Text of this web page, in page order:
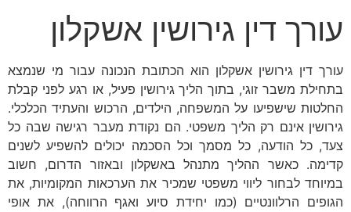
עורך דין גירושין אשקלון
עורך דין גירושין אשקלון הוא הכתובת הנכונה עבור מי שנמצא
בתחילת משבר זוגי, בתוך הליך גירושין פעיל, או רגע לפני קבלת
החלטות שישפיעו על המשפחה, הילדים, הרכוש והעתיד הכלכלי.
גירושין אינם רק הליך משפטי. הם נקודת מעבר רגישה שבה כל
צעד, כל הודעה, כל מסמך וכל הסכמה יכולים להשפיע לשנים
קדימה. כאשר ההליך מתנהל באשקלון ובאזור הדרום, חשוב
במיוחד לבחור ליווי משפטי שמכיר את הערכאות המקומיות, את
הגופים הרלוונטיים (כמו יחידת סיוע ואגף הרווחה), את אופי